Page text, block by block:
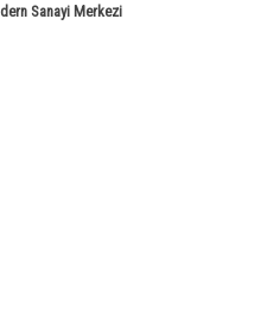
Sanayi Merkezi